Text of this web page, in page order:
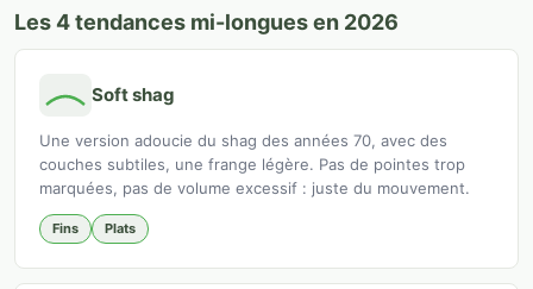
Les 4 tendances mi-longues en 2026
Soft shag
Une version adoucie du shag des années 70, avec des
couches subtiles, une frange légère. Pas de pointes trop
marquées, pas de volume excessif : juste du mouvement.
Fins Plats